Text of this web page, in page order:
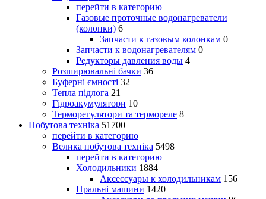
перейти в категорию
Газовые проточные водонагреватели
(колонки) 6
Запчасти к газовым колонкам 0
Запчасти к водонагревателям 0
Редукторы давления воды 4
Розширювальні бачки 36
Буферні ємності 32
Тепла підлога 21
Гідроакумулятори 10
Терморегулятори та термореле 8
Побутова техніка 51700
перейти в категорию
Велика побутова техніка 5498
перейти в категорию
Холодильники 1884
Аксессуары к холодильникам 156
Пральні машини 1420